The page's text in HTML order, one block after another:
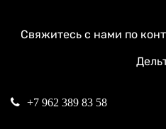
Свяжитесь с нами по
+7 962 389 83 58